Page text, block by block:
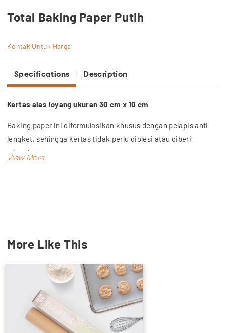
Total Baking Paper Putih
Kontak Untuk Harga
Specifications Description
Kertas alas loyang ukuran 30 cm x 10 cm
Baking paper ini diformulasikan khusus dengan pelapis anti
lengket, sehingga kertas tidak perlu diolesi atau diberi
minyak.
dilapisi silicone 2 sisi, sehingga kertas tidak perlu
Kertas mudah dipotong karena sudah dilengkapi dengan
pisau pemotong.
Hasil pemanggangan menjadi lebih sempurna dan hasil
kukusan menjadi lebih baik. (sangat cocok untuk
brownies, roti, cookies, dimsum, bakpao, bolu ,dll)
More Like This